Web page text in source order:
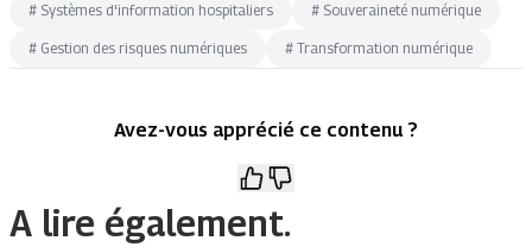
# Systèmes d'information hospitaliers # Souveraineté numérique
# Gestion des risques numériques # Transformation numérique
Avez-vous apprécié ce contenu ?
A lire également.